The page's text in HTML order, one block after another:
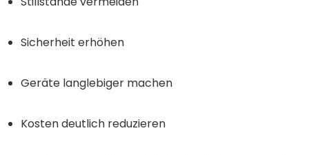
Sicherheit erhöhen
Geräte langlebiger machen
Kosten deutlich reduzieren